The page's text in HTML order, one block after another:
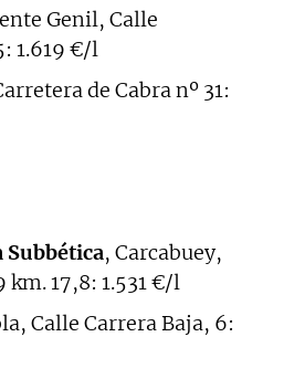
Genil, Calle
1.619 €/l
de Cabra nº 31:
Subbética, Carcabuey,
17,8: 1.531 €/l
Calle Carrera Baja, 6: